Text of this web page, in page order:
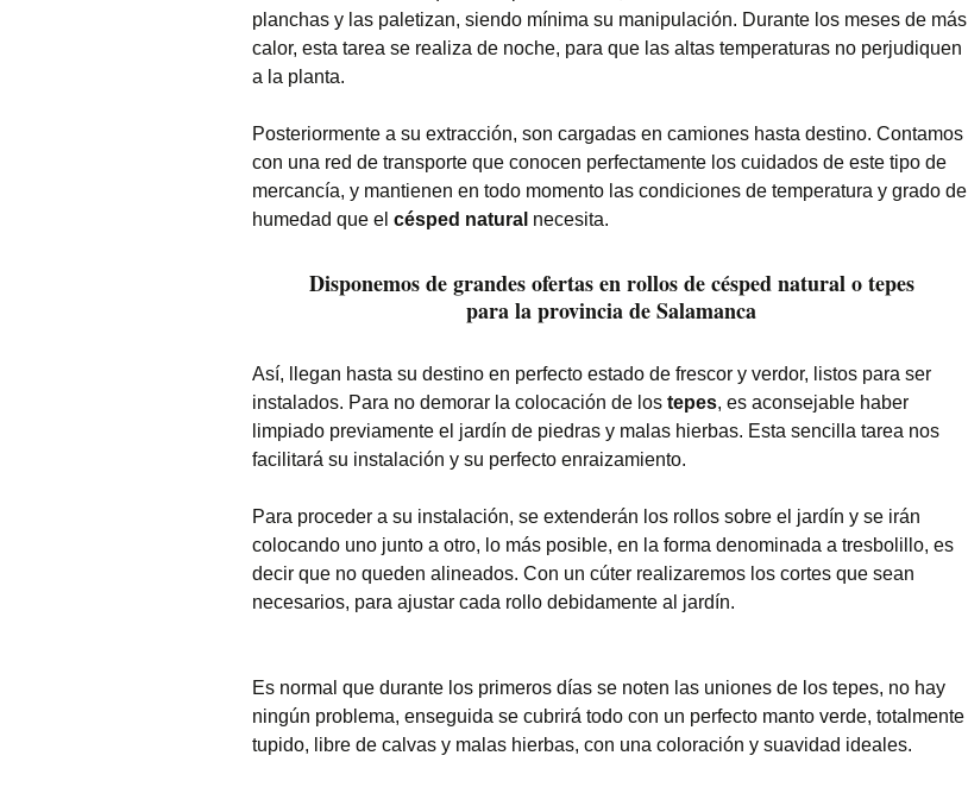
planchas y las paletizan, siendo mínima su manipulación. Durante los meses de más
calor, esta tarea se realiza de noche, para que las altas temperaturas no perjudiquen
a la planta.
Posteriormente a su extracción, son cargadas en camiones hasta destino. Contamos
con una red de transporte que conocen perfectamente los cuidados de este tipo de
mercancía, y mantienen en todo momento las condiciones de temperatura y grado de
humedad que el césped natural necesita.
Disponemos de grandes ofertas en rollos de césped natural o tepes
para la provincia de Salamanca
Así, llegan hasta su destino en perfecto estado de frescor y verdor, listos para ser
instalados. Para no demorar la colocación de los tepes, es aconsejable haber
limpiado previamente el jardín de piedras y malas hierbas. Esta sencilla tarea nos
facilitará su instalación y su perfecto enraizamiento.
Para proceder a su instalación, se extenderán los rollos sobre el jardín y se irán
colocando uno junto a otro, lo más posible, en la forma denominada a tresbolillo, es
decir que no queden alineados. Con un cúter realizaremos los cortes que sean
necesarios, para ajustar cada rollo debidamente al jardín.
Es normal que durante los primeros días se noten las uniones de los tepes, no hay
ningún problema, enseguida se cubrirá todo con un perfecto manto verde, totalmente
tupido, libre de calvas y malas hierbas, con una coloración y suavidad ideales.